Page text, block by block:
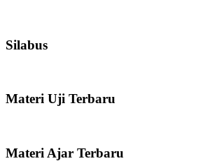
Silabus
Materi Uji Terbaru
Materi Ajar Terbaru